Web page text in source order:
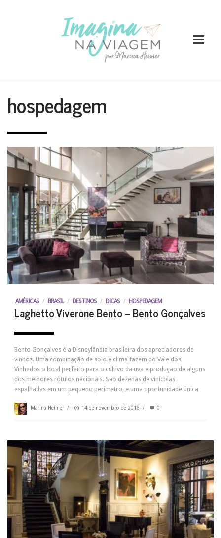
hospedagem
AMÉRICAS / BRASIL / DESTINOS / DICAS / HOSPEDAGEM
Laghetto Viverone Bento – Bento Gonçalves
Bento Gonçalves é a Disneylândia brasileira dos apreciadores de
vinhos. Uma combinação de solo e clima fazem do Vale dos
Vinhedos o local perfeito para o cultivo da uva e produção de alguns
dos melhores rótulos nacionais. São dezenas de vinícolas
espalhadas em um pequeno perímetro, e uma oportunidade única
Marina Heimer / 14 de novembro de 2016 / 0